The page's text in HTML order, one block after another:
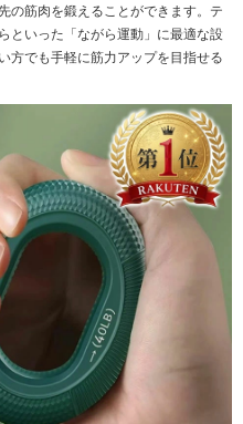
の筋肉を鍛えることができます。テ
といった「ながら運動」に最適な設
方でも手軽に筋力アップを目指せる